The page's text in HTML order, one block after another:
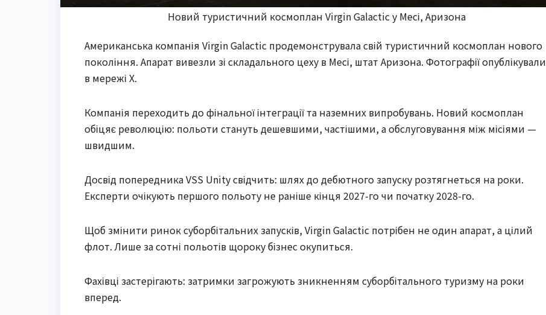
Новий туристичний космоплан Virgin Galactic у Месі, Аризона
Американська компанія Virgin Galactic продемонструвала свій туристичний космоплан нового
покоління. Апарат вивезли зі складального цеху в Месі, штат Аризона. Фотографії опублікували
в мережі X.
Компанія переходить до фінальної інтеграції та наземних випробувань. Новий космоплан
обіцяє революцію: польоти стануть дешевшими, частішими, а обслуговування між місіями —
швидшим.
Досвід попередника VSS Unity свідчить: шлях до дебютного запуску розтягнеться на роки.
Експерти очікують першого польоту не раніше кінця 2027-го чи початку 2028-го.
Щоб змінити ринок суборбітальних запусків, Virgin Galactic потрібен не один апарат, а цілий
флот. Лише за сотні польотів щороку бізнес окупиться.
Фахівці застерігають: затримки загрожують зникненням суборбітального туризму на роки
вперед.